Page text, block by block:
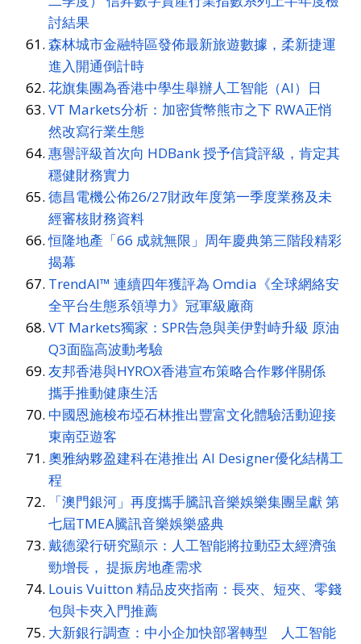
討結果
森林城市金融特區發佈最新旅遊數據，柔新捷運
進入開通倒計時
花旗集團為香港中學生舉辦人工智能（AI）日
VT Markets分析：加密貨幣熊市之下 RWA正悄
然改寫行業生態
惠譽評級首次向 HDBank 授予信貸評級，肯定其
穩健財務實力
德昌電機公佈26/27財政年度第一季度業務及未
經審核財務資料
恒隆地產「66 成就無限」周年慶典第三階段精彩
揭幕
TrendAI™ 連續四年獲評為 Omdia《全球網絡安
全平台生態系領導力》冠軍級廠商
VT Markets獨家：SPR告急與美伊對峙升級 原油
Q3面臨高波動考驗
友邦香港與HYROX香港宣布策略合作夥伴關係
攜手推動健康生活
中國恩施梭布埡石林推出豐富文化體驗活動迎接
東南亞遊客
奧雅納夥盈建科在港推出 AI Designer優化結構工
程
「澳門銀河」再度攜手騰訊音樂娛樂集團呈獻 第
七屆TMEA騰訊音樂娛樂盛典
戴德梁行研究顯示：人工智能將拉動亞太經濟強
勁增長， 提振房地產需求
Louis Vuitton 精品皮夾指南：長夾、短夾、零錢
包與卡夾入門推薦
大新銀行調查：中小企加快部署轉型 人工智能